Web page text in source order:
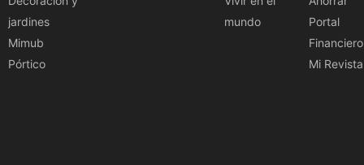
jardines
Mimub
Pórtico
mundo
Portal
Financiero
Mi Revista